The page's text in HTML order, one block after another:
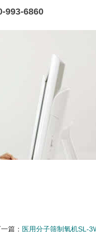
993-6860
篇： 医用分子筛制氧机SL-